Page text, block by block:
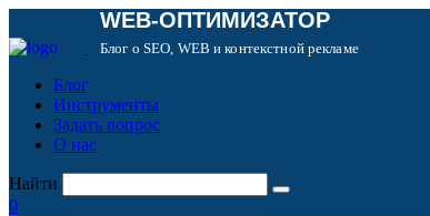
WEB-ОПТИМИЗАТОР
Блог о SEO, WEB и контекстной рекламе
Блог
Инструменты
Задать вопрос
О нас
Найти
0